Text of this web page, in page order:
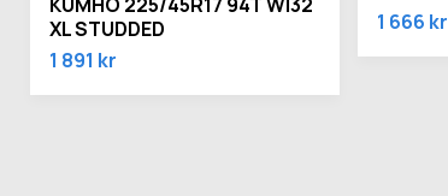
XL STUDDED
1 891 kr
1 666 kr